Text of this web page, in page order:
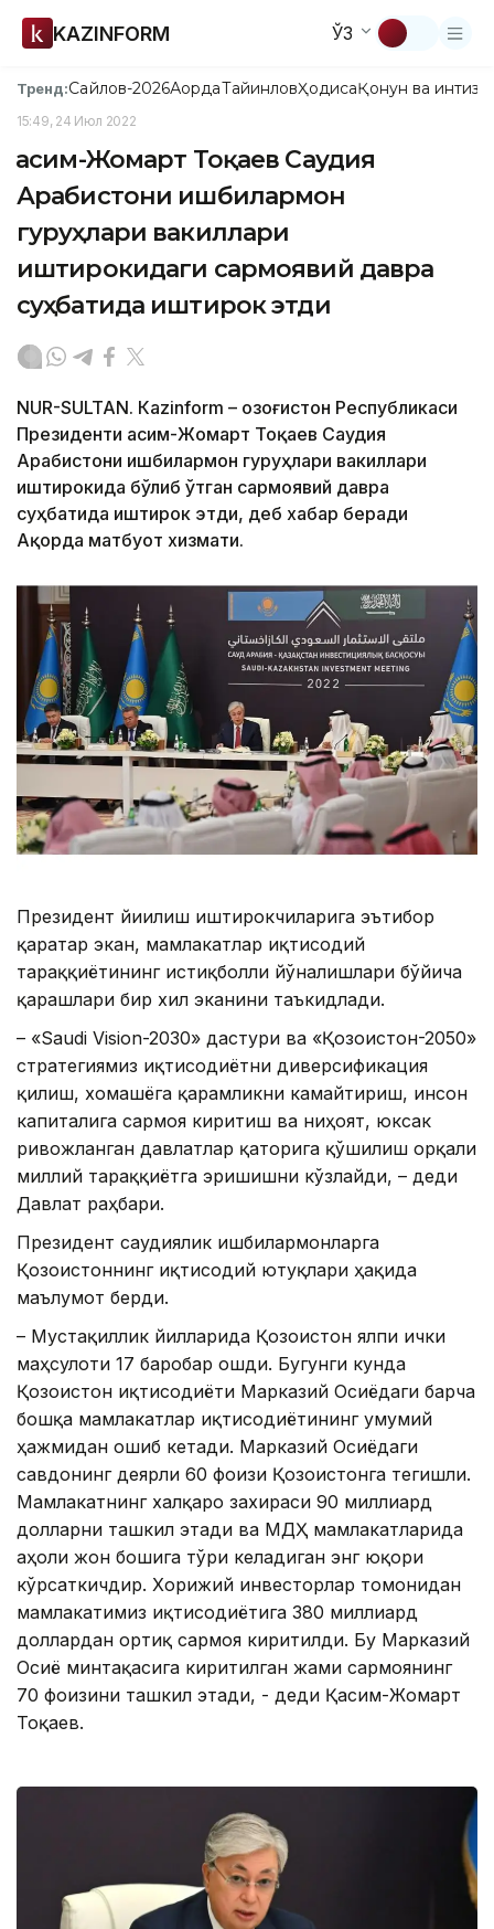
KAZINFORM ЎЗ
Тренд:Сайлов-2026АқордаТайинловҲодисаҚонун ва
15:49, 24 Июл 2022
Қасим-Жомарт Тоқаев Саудия
Арабистони ишбилармон
гуруҳлари вакиллари
иштирокидаги сармоявий давра
суҳбатида иштирок этди
NUR-SULTAN. Кazinform – Қозоғистон Республикаси
Президенти Қасим-Жомарт Тоқаев Саудия
Арабистони ишбилармон гуруҳлари вакиллари
иштирокида бўлиб ўтган сармоявий давра
суҳбатида иштирок этди, деб хабар беради
Ақорда матбуот хизмати.
Президент йиғилиш иштирокчиларига эътибор
қаратар экан, мамлакатлар иқтисодий
тараққиётининг истиқболли йўналишлари бўйича
қарашлари бир хил эканини таъкидлади.
– «Saudi Vision-2030» дастури ва «Қозоғистон-2050»
стратегиямиз иқтисодиётни диверсификация
қилиш, хомашёга қарамликни камайтириш, инсон
капиталига сармоя киритиш ва ниҳоят, юксак
ривожланган давлатлар қаторига қўшилиш орқали
миллий тараққиётга эришишни кўзлайди, – деди
Давлат раҳбари.
Президент саудиялик ишбилармонларга
Қозоғистоннинг иқтисодий ютуқлари ҳақида
маълумот берди.
– Мустақиллик йилларида Қозоғистон ялпи ички
маҳсулоти 17 баробар ошди. Бугунги кунда
Қозоғистон иқтисодиёти Марказий Осиёдаги барча
бошқа мамлакатлар иқтисодиётининг умумий
ҳажмидан ошиб кетади. Марказий Осиёдаги
савдонинг деярли 60 фоизи Қозоғистонга тегишли.
Мамлакатнинг халқаро захираси 90 миллиард
долларни ташкил этади ва МДҲ мамлакатларида
аҳоли жон бошига тўғри келадиган энг юқори
кўрсаткичдир. Хорижий инвесторлар томонидан
мамлакатимиз иқтисодиётига 380 миллиард
доллардан ортиқ сармоя киритилди. Бу Марказий
Осиё минтақасига киритилган жами сармоянинг
70 фоизини ташкил этади, - деди Қасим-Жомарт
Тоқаев.